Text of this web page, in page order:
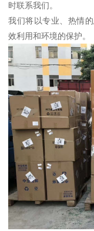
时联系我们。
我们将以专业、热情
效利用和环境的保护。